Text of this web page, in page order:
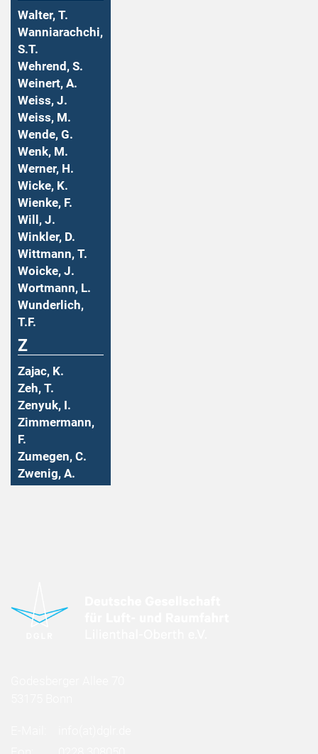
Walter, T.
Wanniarachchi,
S.T.
Wehrend, S.
Weinert, A.
Weiss, J.
Weiss, M.
Wende, G.
Wenk, M.
Werner, H.
Wicke, K.
Wienke, F.
Will, J.
Winkler, D.
Wittmann, T.
Woicke, J.
Wortmann, L.
Wunderlich,
T.F.
Z
Zajac, K.
Zeh, T.
Zenyuk, I.
Zimmermann,
F.
Zumegen, C.
Zwenig, A.